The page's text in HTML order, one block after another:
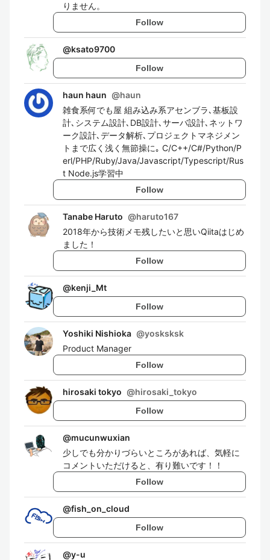
りません。
Follow
@ksato9700
Follow
haun haun @haun
雑食系何でも屋 組み込み系アセンブラ､基板設
計､システム設計､DB設計､サーバ設計､ネットワ
ーク設計､データ解析､プロジェクトマネジメン
トまで広く浅く無節操に｡ C/C++/C#/Python/P
erl/PHP/Ruby/Java/Javascript/Typescript/Rus
t Node.js学習中
Follow
Tanabe Haruto @haruto167
2018年から技術メモ残したいと思いQiitaはじめ
ました！
Follow
@kenji_Mt
Follow
Yoshiki Nishioka @yosksksk
Product Manager
Follow
hirosaki tokyo @hirosaki_tokyo
Follow
@mucunwuxian
少しでも分かりづらいところがあれば、気軽に
コメントいただけると、有り難いです！！
Follow
@fish_on_cloud
Follow
@y-u